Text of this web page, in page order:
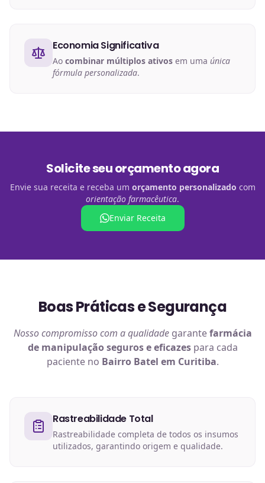
Economia Significativa
Ao combinar múltiplos ativos em uma única
fórmula personalizada.
Solicite seu orçamento agora
Envie sua receita e receba um orçamento personalizado com
orientação farmacêutica.
Enviar Receita
Boas Práticas e Segurança
Nosso compromisso com a qualidadegarantefarmácia
de manipulaçãoseguros e eficazespara cada
paciente no Bairro Batel em Curitiba.
Rastreabilidade Total
Rastreabilidade completa de todos os insumos
utilizados, garantindo origem e qualidade.